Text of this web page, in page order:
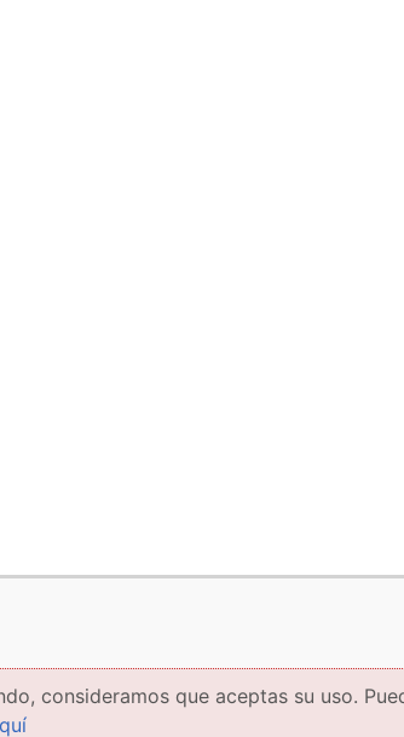
consideramos que aceptas su uso.